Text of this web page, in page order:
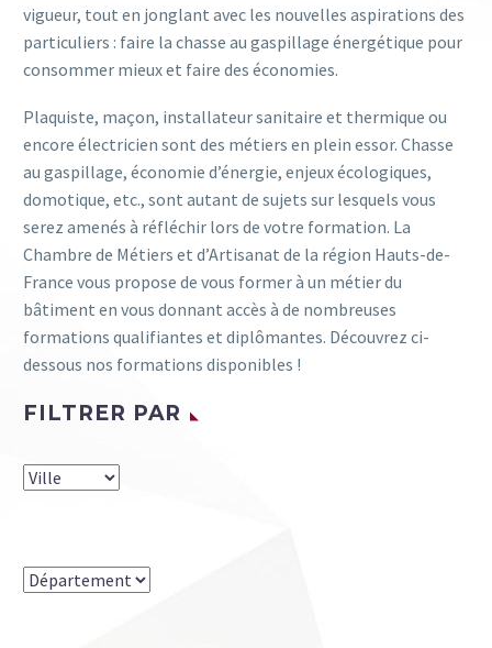
vigueur, tout en jonglant avec les nouvelles aspirations des
particuliers : faire la chasse au gaspillage énergétique pour
consommer mieux et faire des économies.
Plaquiste, maçon, installateur sanitaire et thermique ou
encore électricien sont des métiers en plein essor. Chasse
au gaspillage, économie d’énergie, enjeux écologiques,
domotique, etc., sont autant de sujets sur lesquels vous
serez amenés à réfléchir lors de votre formation. La
Chambre de Métiers et d’Artisanat de la région Hauts-de-
France vous propose de vous former à un métier du
bâtiment en vous donnant accès à de nombreuses
formations qualifiantes et diplômantes. Découvrez ci-
dessous nos formations disponibles !
FILTRER PAR